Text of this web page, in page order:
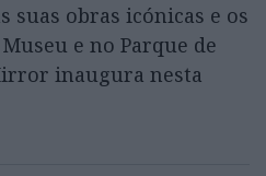
suas obras icónicas e os
e no Parque de
inaugura nesta